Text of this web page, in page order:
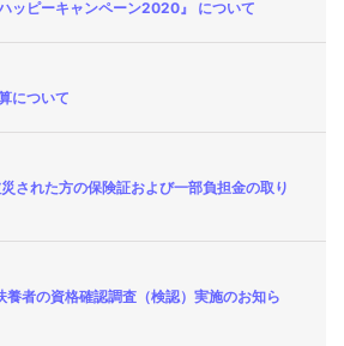
ッピーキャンペーン2020』 について
について
された方の保険証および一部負担金の取り
者の資格確認調査（検認）実施のお知ら